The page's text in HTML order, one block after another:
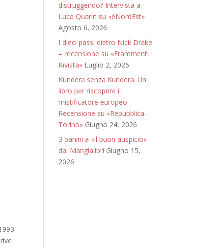
distruggendo? Intervista a
Luca Quarin su «èNordEst»
Agosto 6, 2026
I dieci passi dietro Nick Drake
– recensione su «Frammenti
Rivista» Luglio 2, 2026
Kundera senza Kundera. Un
libro per riscoprire il
mistificatore europeo –
Recensione su «Repubblica-
Torino» Giugno 24, 2026
3 panini a «il buon auspicio»
dal Mangialibri Giugno 15,
2026